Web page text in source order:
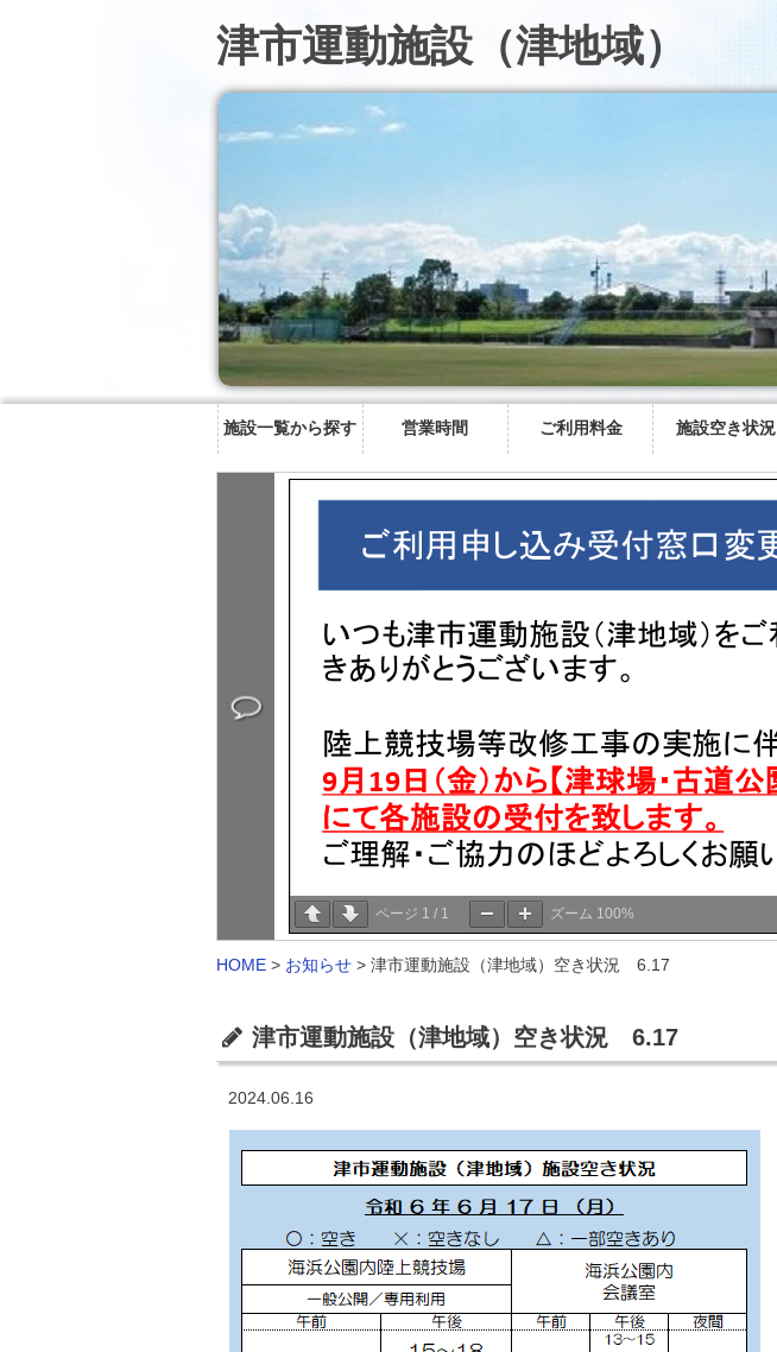
津市運動施設（津地域）
施設一覧から探す 営業時間 ご利用料金 施設空き状況
ページ 1 / 1 ズーム 100%
HOME > お知らせ > 津市運動施設（津地域）空き状況 6.17
津市運動施設（津地域）空き状況 6.17
2024.06.16